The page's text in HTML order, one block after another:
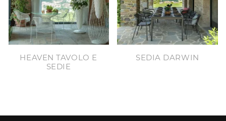
HEAVEN TAVOLO E
SEDIE
SEDIA DARWIN